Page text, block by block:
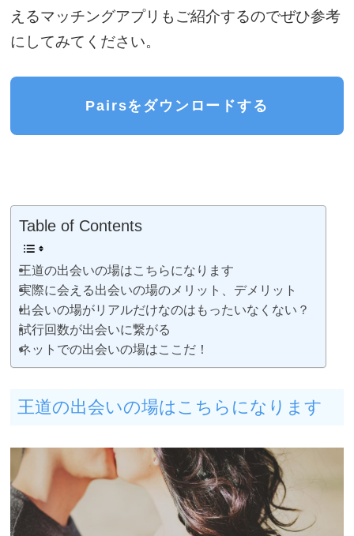
えるマッチングアプリもご紹介するのでぜひ参考
にしてみてください。
Pairsをダウンロードする
Table of Contents
王道の出会いの場はこちらになります
実際に会える出会いの場のメリット、デメリット
出会いの場がリアルだけなのはもったいなくない？
試行回数が出会いに繋がる
ネットでの出会いの場はここだ！
王道の出会いの場はこちらになります